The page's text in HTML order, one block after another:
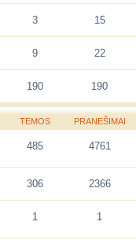
3 15
9 22
190 190
TEMOS PRANEŠIMAI
485 4761
306 2366
1 1